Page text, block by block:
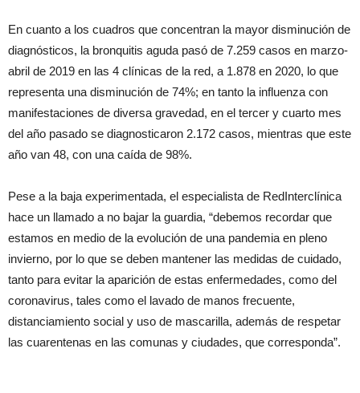
En cuanto a los cuadros que concentran la mayor disminución de
diagnósticos, la bronquitis aguda pasó de 7.259 casos en marzo-
abril de 2019 en las 4 clínicas de la red, a 1.878 en 2020, lo que
representa una disminución de 74%; en tanto la influenza con
manifestaciones de diversa gravedad, en el tercer y cuarto mes
del año pasado se diagnosticaron 2.172 casos, mientras que este
año van 48, con una caída de 98%.
Pese a la baja experimentada, el especialista de RedInterclínica
hace un llamado a no bajar la guardia, “debemos recordar que
estamos en medio de la evolución de una pandemia en pleno
invierno, por lo que se deben mantener las medidas de cuidado,
tanto para evitar la aparición de estas enfermedades, como del
coronavirus, tales como el lavado de manos frecuente,
distanciamiento social y uso de mascarilla, además de respetar
las cuarentenas en las comunas y ciudades, que corresponda”.